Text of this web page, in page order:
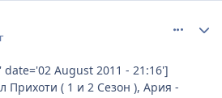
August 2011 - 21:16']
Прихоти ( 1 и 2 Сезон ), Ария -